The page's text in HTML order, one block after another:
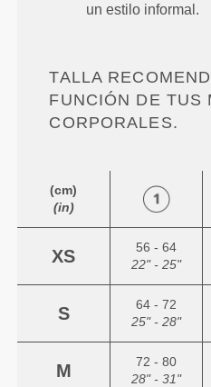
un estilo informal.
TALLA
FUNCIÓN DE TUS
CORPORALES.
(cm)
(in)
XS
56 - 64
22" - 25"
S
64 - 72
25" - 28"
M
72 - 80
28" - 31"